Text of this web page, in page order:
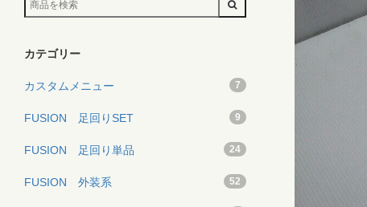
カテゴリー
カスタムメニュー 7
FUSION 足回りSET 9
FUSION 足回り単品 24
FUSION 外装系 52